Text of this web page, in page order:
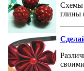
Схемы
глины